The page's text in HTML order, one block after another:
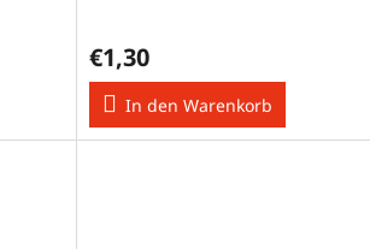
€1,30
In den Warenkorb